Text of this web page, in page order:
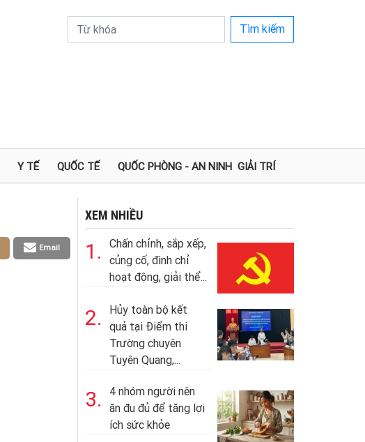
Tìm kiếm
Y TẾ QUỐC TẾ QUỐC PHÒNG - AN NINH GIẢI TRÍ
Email
XEM NHIỀU
1.
Chấn chỉnh, sắp xếp,
củng cố, đình chỉ
hoạt động, giải thể...
2.
Hủy toàn bộ kết
quả tại Điểm thi
Trường chuyên
Tuyên Quang,...
3.
4 nhóm người nên
ăn đu đủ để tăng lợi
ích sức khỏe